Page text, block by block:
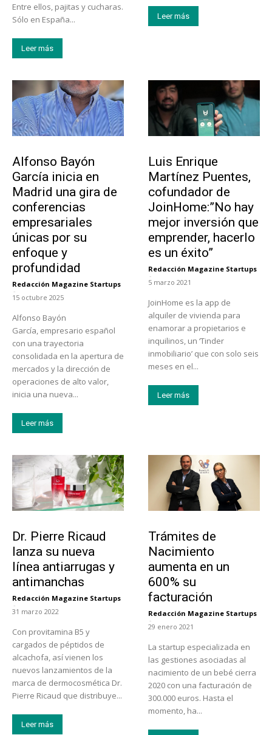
Entre ellos, pajitas y cucharas.
Sólo en España...
Leer más
Leer más
Alfonso Bayón
García inicia en
Madrid una gira de
conferencias
empresariales
únicas por su
enfoque y
profundidad
Redacción Magazine Startups
-
15 octubre 2025
Alfonso Bayón
García, empresario español
con una trayectoria
consolidada en la apertura de
mercados y la dirección de
operaciones de alto valor,
inicia una nueva...
Leer más
Luis Enrique
Martínez Puentes,
cofundador de
JoinHome:”No hay
mejor inversión que
emprender, hacerlo
es un éxito”
Redacción Magazine Startups
-
5 marzo 2021
JoinHome es la app de
alquiler de vivienda para
enamorar a propietarios e
inquilinos, un ‘Tinder
inmobiliario’ que con solo seis
meses en el...
Leer más
Dr. Pierre Ricaud
lanza su nueva
línea antiarrugas y
antimanchas
Redacción Magazine Startups
-
31 marzo 2022
Con provitamina B5 y
cargados de péptidos de
alcachofa, así vienen los
nuevos lanzamientos de la
marca de dermocosmética Dr.
Pierre Ricaud que distribuye...
Leer más
Trámites de
Nacimiento
aumenta en un
600% su
facturación
Redacción Magazine Startups
-
29 enero 2021
La startup especializada en
las gestiones asociadas al
nacimiento de un bebé cierra
2020 con una facturación de
300.000 euros. Hasta el
momento, ha...